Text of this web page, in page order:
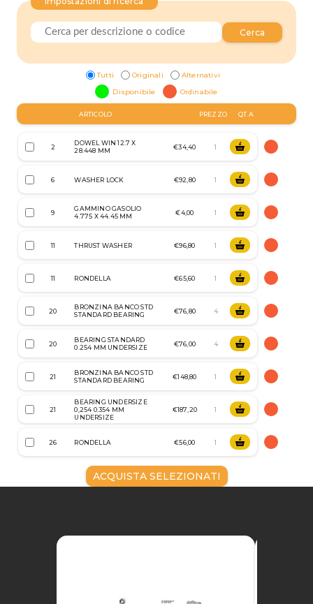
Cerca
Tutti Originali
Alternativi
Disponibile
Ordinabile
ARTICOLO PREZZO QT.A
2
DOWEL WIN 12.7 X
28.448 MM
€34,40
6 WASHER LOCK €92,80
9
GAMMINO GASOLIO
4.775 X 44.45 MM
€4,00
11 THRUST WASHER €96,80
11 RONDELLA €65,60
20
BRONZINA BANCO STD
STANDARD BEARING
€76,80
20
BEARING STANDARD
0.254 MM UNDERSIZE
€76,00
21
BRONZINA BANCO STD
STANDARD BEARING
€148,80
21
BEARING UNDERSIZE
0,254 0.354 MM
UNDERSIZE
€187,20
26 RONDELLA €56,00
ACQUISTA SELEZIONATI